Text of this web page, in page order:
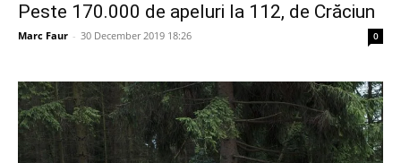
Peste 170.000 de apeluri la 112, de Crăciun
Marc Faur - 30 December 2019 18:26 0